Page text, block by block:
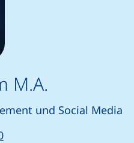
M.A.
und Social Media
(startet einen